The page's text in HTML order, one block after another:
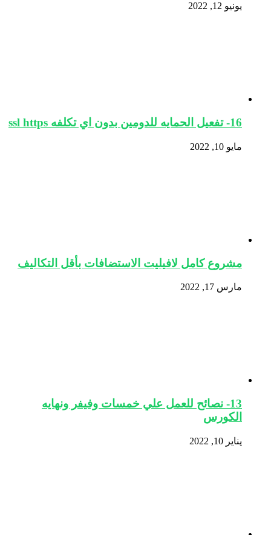
يونيو 12, 2022
16- تفعيل الحمايه للدومين بدون اي تكلفه ssl https
مايو 10, 2022
مشروع كامل لافيليت الاستضافات بأقل التكاليف
مارس 17, 2022
13- نصائح للعمل علي خمسات وفيفر ونهايه
الكورس
يناير 10, 2022